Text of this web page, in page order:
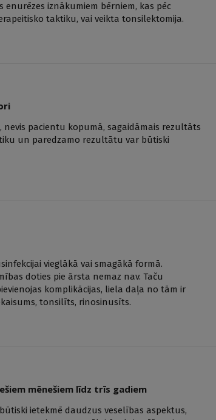
iznākumiem bērniem, kas pēc
taktiku, vai veikta tonsilektomija.
pacientu kopumā, sagaidāmais rezultāts
un paredzamo rezultātu var būtiski
vieglākā vai smagākā formā.
doties pie ārsta nemaz nav. Taču
komplikācijas, liela daļa no tām ir
tonsilīts, rinosinusīts.
mēnešiem līdz trīs gadiem
ietekmē daudzus veselības aspektus,